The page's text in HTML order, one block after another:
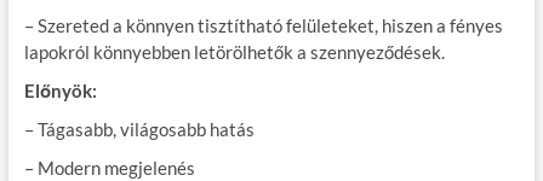
– Szereted a könnyen tisztítható felületeket, hiszen a fényes
lapokról könnyebben letörölhetők a szennyeződések.
Előnyök:
– Tágasabb, világosabb hatás
– Modern megjelenés